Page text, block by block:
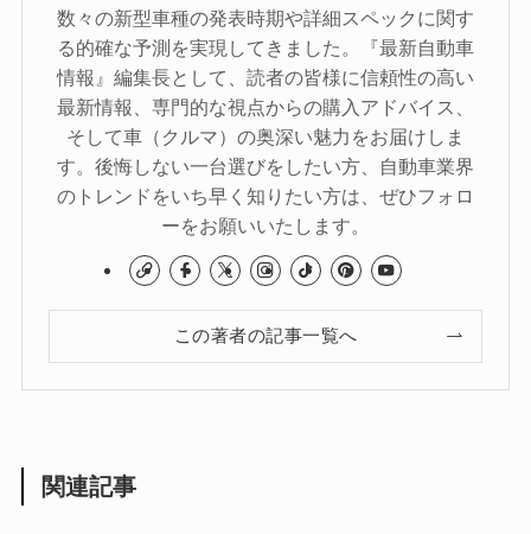
数々の新型車種の発表時期や詳細スペックに関す
る的確な予測を実現してきました。『最新自動車
情報』編集長として、読者の皆様に信頼性の高い
最新情報、専門的な視点からの購入アドバイス、
そして車（クルマ）の奥深い魅力をお届けしま
す。後悔しない一台選びをしたい方、自動車業界
のトレンドをいち早く知りたい方は、ぜひフォロ
ーをお願いいたします。
この著者の記事一覧へ
関連記事